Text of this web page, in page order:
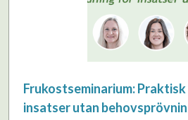
Frukostseminarium:
insatser utan